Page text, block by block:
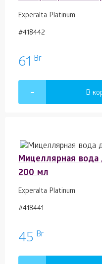
Experalta Platinum
#418442
61 Br
В
Мицеллярная вода
200 мл
Experalta Platinum
#418441
45 Br